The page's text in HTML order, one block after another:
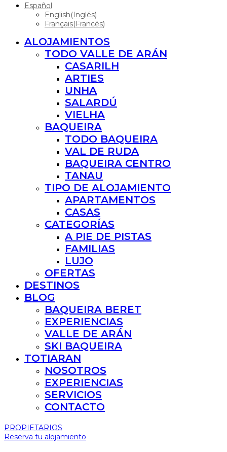
Español
English(Inglés)
Français(Francés)
ALOJAMIENTOS
TODO VALLE DE ARÁN
CASARILH
ARTIES
UNHA
SALARDÚ
VIELHA
BAQUEIRA
TODO BAQUEIRA
VAL DE RUDA
BAQUEIRA CENTRO
TANAU
TIPO DE ALOJAMIENTO
APARTAMENTOS
CASAS
CATEGORÍAS
A PIE DE PISTAS
FAMILIAS
LUJO
OFERTAS
DESTINOS
BLOG
BAQUEIRA BERET
EXPERIENCIAS
VALLE DE ARÁN
SKI BAQUEIRA
TOTIARAN
NOSOTROS
EXPERIENCIAS
SERVICIOS
CONTACTO
PROPIETARIOS
Reserva tu alojamiento